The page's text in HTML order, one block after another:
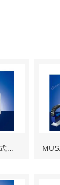
武藏MUSASHI 台式涂布机械臂